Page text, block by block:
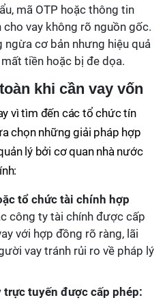
mã OTP hoặc thông tin
cho vay không rõ nguồn gốc.
ngừa cơ bản nhưng hiệu quả
tiền hoặc bị đe dọa.
khi cần vay vốn
vì tìm đến các tổ chức tín
chọn những giải pháp hợp
lý bởi cơ quan nhà nước
tổ chức tài chính hợp
công ty tài chính được cấp
với hợp đồng rõ ràng, lãi
vay tránh rủi ro về pháp lý
trực tuyến được cấp phép: